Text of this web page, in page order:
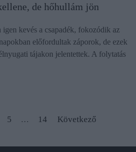
de hőhullám jön
igen kevés a csapadék, fokozódik az
előfordultak záporok, de ezek
tájakon jelentettek. A folytatás
5 … 14 Következő